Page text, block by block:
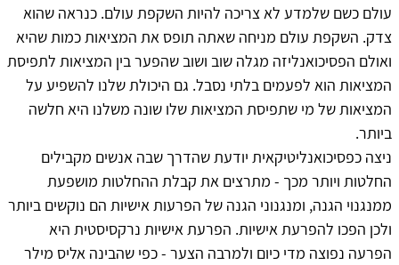
עולם כשם שלמדע לא צריכה להיות השקפת עולם. כנראה שהוא
צדק. השקפת עולם מניחה שאתה תופס את המציאות כמות שהיא
ואולם הפסיכואנליזה מגלה שוב ושוב שהפער בין המציאות לתפיסת
המציאות הוא לפעמים בלתי נסבל. גם היכולת שלנו להשפיע על
המציאות של מי שתפיסת המציאות שלו שונה משלנו היא חלשה
ביותר.
ניצה כפסיכואנליטיקאית יודעת שהדרך שבה אנשים מקבילים
החלטות ויותר מכך - מתרצים את קבלת ההחלטות מושפעת
ממנגנוי הגנה, ומנגנוני הגנה של הפרעות אישיות הם נוקשים ביותר
ולכן הפכו להפרעת אישיות. הפרעת אישיות נרקסיסטית היא
הפרעה נפוצה מדי כיום ולמרבה הצער - כפי שהבינה אליס מילר